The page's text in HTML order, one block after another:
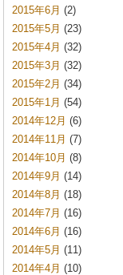
2015年6月 (2)
2015年5月 (23)
2015年4月 (32)
2015年3月 (32)
2015年2月 (34)
2015年1月 (54)
2014年12月 (6)
2014年11月 (7)
2014年10月 (8)
2014年9月 (14)
2014年8月 (18)
2014年7月 (16)
2014年6月 (16)
2014年5月 (11)
2014年4月 (10)